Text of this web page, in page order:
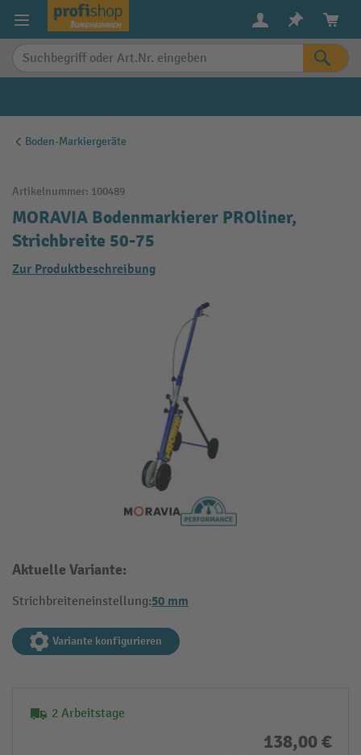
springen
Boden-Markiergeräte
Artikelnummer: 100489
MORAVIA Bodenmarkierer PROliner,
Strichbreite 50-75
Zur Produktbeschreibung
Aktuelle Variante:
Strichbreiteneinstellung:50 mm
Variante konfigurieren
2 Arbeitstage
138,00 €